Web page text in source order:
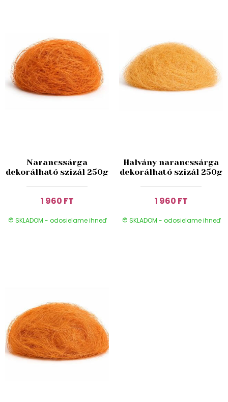
Narancssárga
dekorálható szizál 250g
1 960 FT
SKLADOM - odosielame ihneď
Halvány narancssárga
dekorálható szizál 250g
1 960 FT
SKLADOM - odosielame ihneď